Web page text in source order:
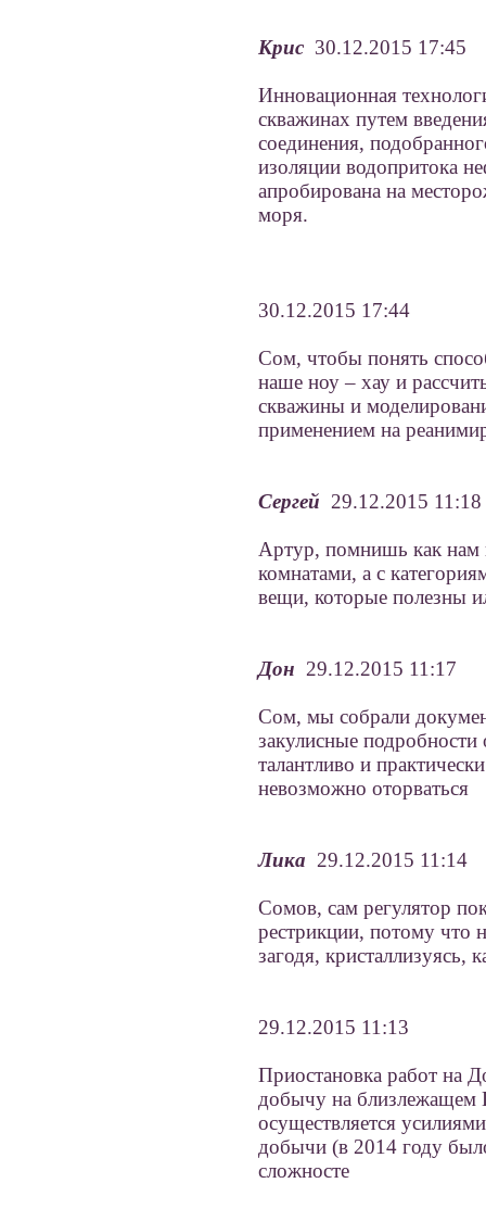
Крис 30.12.2015 17:45
Инновационная
скважинах путем
соединения,
изоляции водопритока
апробирована на
моря.
30.12.2015 17:44
Сом, чтобы понять
наше ноу – хау и
скважины и
применением на
Сергей 29.12.2015 11:18
Артур, помнишь как нам
комнатами, а с
вещи, которые полезны
Дон 29.12.2015 11:17
Сом, мы собрали
закулисные
талантливо и
невозможно оторваться
Лика 29.12.2015 11:14
Сомов, сам регулятор
рестрикции, потому что
загодя, кристаллизуясь,
29.12.2015 11:13
Приостановка работ на
добычу на близлежащем
осуществляется
добычи (в 2014 году
сложносте